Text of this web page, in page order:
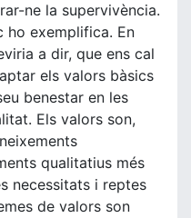
ne la supervivència.
ho exemplifica. En
a dir, que ens cal
els valors bàsics
benestar en les
Els valors son,
qualitatius més
necessitats i reptes
de valors son